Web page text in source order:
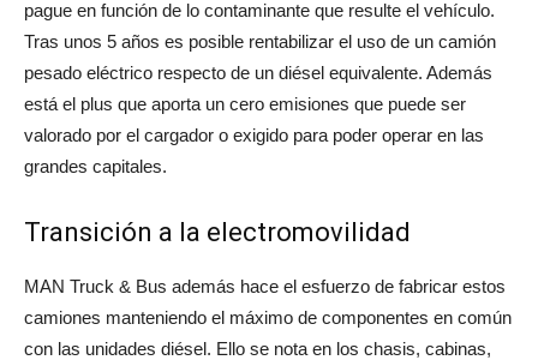
pague en función de lo contaminante que resulte el vehículo.
Tras unos 5 años es posible rentabilizar el uso de un camión
pesado eléctrico respecto de un diésel equivalente. Además
está el plus que aporta un cero emisiones que puede ser
valorado por el cargador o exigido para poder operar en las
grandes capitales.
Transición a la electromovilidad
MAN Truck & Bus además hace el esfuerzo de fabricar estos
camiones manteniendo el máximo de componentes en común
con las unidades diésel. Ello se nota en los chasis, cabinas,